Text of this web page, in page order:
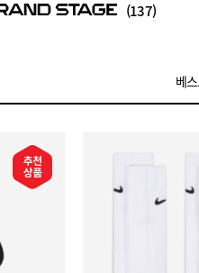
(137)
베